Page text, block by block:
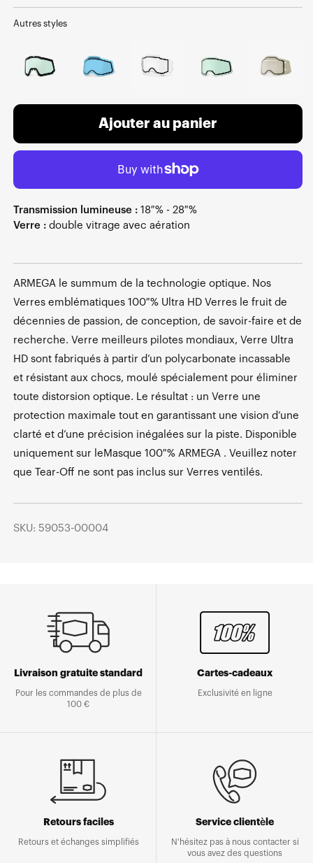
une
fenêtre
modale
Autres styles
Ajouter au panier
Transmission lumineuse : 18 % - 28 %
Verre : double vitrage avec aération
ARMEGA le summum de la technologie optique. Nos
Verres emblématiques 100 % Ultra HD Verres le fruit de
décennies de passion, de conception, de savoir-faire et de
recherche. Verre meilleurs pilotes mondiaux, Verre Ultra
HD sont fabriqués à partir d’un polycarbonate incassable
et résistant aux chocs, moulé spécialement pour éliminer
toute distorsion optique. Le résultat : un Verre une
protection maximale tout en garantissant une vision d’une
clarté et d’une précision inégalées sur la piste. Disponible
uniquement sur leMasque 100 % ARMEGA . Veuillez noter
que Tear-Off ne sont pas inclus sur Verres ventilés.
SKU: 59053-00004
Livraison gratuite standard
Pour les commandes de plus de
100 €
Cartes-cadeaux
Exclusivité en ligne
Retours faciles
Retours et échanges simplifiés
Service clientèle
N'hésitez pas à nous contacter si
vous avez des questions